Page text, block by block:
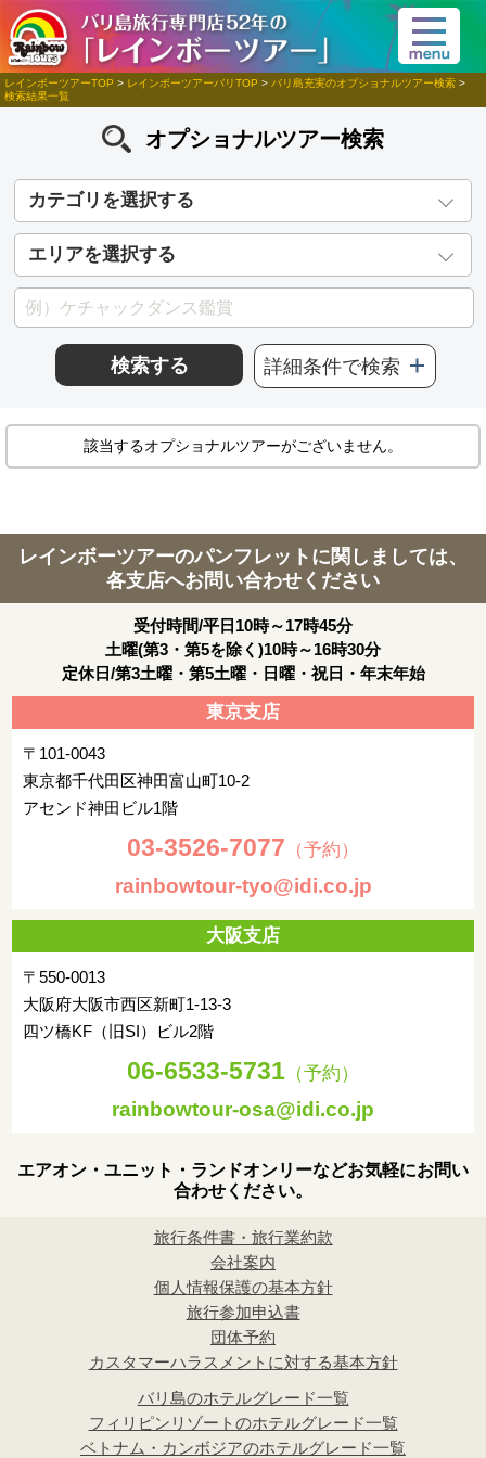
レインボーツアーTOP > レインボーツアーバリTOP > バリ島充実のオプショナルツアー検索 >
検索結果一覧
オプショナルツアー検索
カテゴリを選択する
エリアを選択する
検索する 詳細条件で検索
該当するオプショナルツアーがございません。
レインボーツアーのパンフレットに関しましては、
各支店へお問い合わせください
受付時間/平日10時～17時45分
土曜(第3・第5を除く)10時～16時30分
定休日/第3土曜・第5土曜・日曜・祝日・年末年始
東京支店
〒101-0043
東京都千代田区神田富山町10-2
アセンド神田ビル1階
03-3526-7077 （予約）
rainbowtour-tyo@idi.co.jp
大阪支店
〒550-0013
大阪府大阪市西区新町1-13-3
四ツ橋KF（旧SI）ビル2階
06-6533-5731 （予約）
rainbowtour-osa@idi.co.jp
エアオン・ユニット・ランドオンリーなどお気軽にお問い
合わせください。
旅行条件書・旅行業約款
会社案内
個人情報保護の基本方針
旅行参加申込書
団体予約
カスタマーハラスメントに対する基本方針
バリ島のホテルグレード一覧
フィリピンリゾートのホテルグレード一覧
ベトナム・カンボジアのホテルグレード一覧